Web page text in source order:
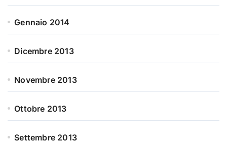
Gennaio 2014
Dicembre 2013
Novembre 2013
Ottobre 2013
Settembre 2013